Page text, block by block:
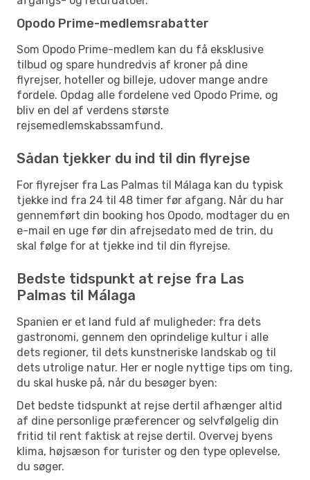
Opodo Prime-medlemsrabatter
Som Opodo Prime-medlem kan du få eksklusive
tilbud og spare hundredvis af kroner på dine
flyrejser, hoteller og billeje, udover mange andre
fordele. Opdag alle fordelene ved Opodo Prime, og
bliv en del af verdens største
rejsemedlemskabssamfund.
Sådan tjekker du ind til din flyrejse
For flyrejser fra Las Palmas til Málaga kan du typisk
tjekke ind fra 24 til 48 timer før afgang. Når du har
gennemført din booking hos Opodo, modtager du en
e-mail en uge før din afrejsedato med de trin, du
skal følge for at tjekke ind til din flyrejse.
Bedste tidspunkt at rejse fra Las
Palmas til Málaga
Spanien er et land fuld af muligheder: fra dets
gastronomi, gennem den oprindelige kultur i alle
dets regioner, til dets kunstneriske landskab og til
dets utrolige natur. Her er nogle nyttige tips om ting,
du skal huske på, når du besøger byen:
Det bedste tidspunkt at rejse dertil afhænger altid
af dine personlige præferencer og selvfølgelig din
fritid til rent faktisk at rejse dertil. Overvej byens
klima, højsæson for turister og den type oplevelse,
du søger.